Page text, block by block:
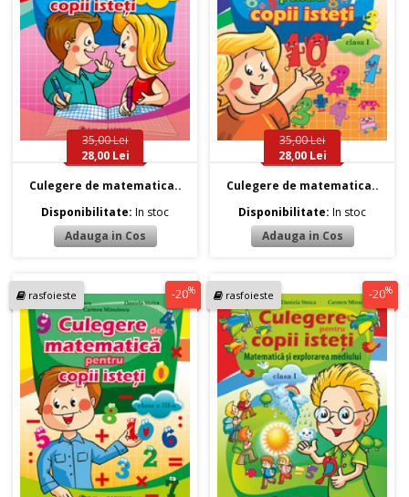
35,00 Lei
28,00 Lei
Culegere de matematica..
Disponibilitate:In stoc
35,00 Lei
28,00 Lei
Culegere de matematica..
Disponibilitate:In stoc
rasfoieste -20% rasfoieste -20%